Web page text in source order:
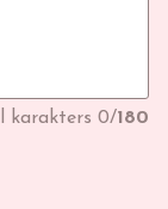
karakters 0/180